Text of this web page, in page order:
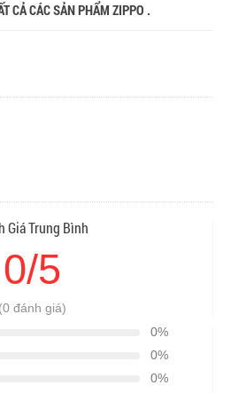
CẢ CÁC SẢN PHẨM ZIPPO .
Giá Trung Bình
0/5
(0 đánh giá)
0%
0%
0%